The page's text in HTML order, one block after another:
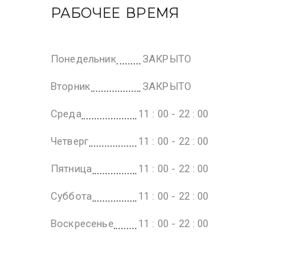
РАБОЧЕЕ ВРЕМЯ
Понедельник ЗАКРЫТО
Вторник ЗАКРЫТО
Среда 11 : 00 - 22 : 00
Четверг 11 : 00 - 22 : 00
Пятница 11 : 00 - 22 : 00
Суббота 11 : 00 - 22 : 00
Воскресенье 11 : 00 - 22 : 00